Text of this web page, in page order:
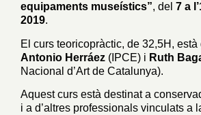
equipaments museístics”, del 7 a
2019.
El curs teoricopràctic, de 32,5H, està
Antonio Herráez (IPCE) i Ruth
Nacional d’Art de Catalunya).
Aquest curs està destinat a
i a d’altres professionals vinculats a